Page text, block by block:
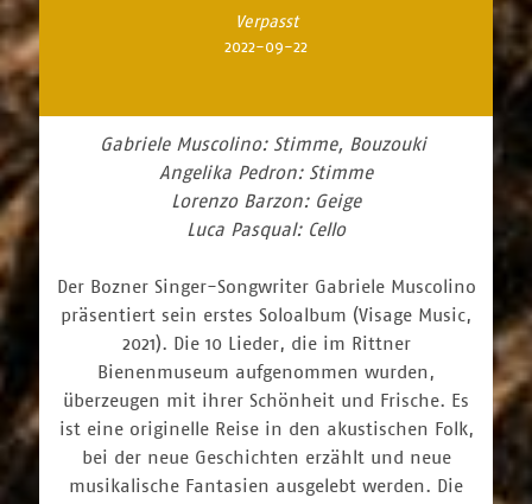
Verpasst
2022-09-22
Gabriele Muscolino: Stimme, Bouzouki
Angelika Pedron: Stimme
Lorenzo Barzon: Geige
Luca Pasqual: Cello
Der Bozner Singer-Songwriter Gabriele Muscolino
präsentiert sein erstes Soloalbum (Visage Music,
2021). Die 10 Lieder, die im Rittner
Bienenmuseum aufgenommen wurden,
überzeugen mit ihrer Schönheit und Frische. Es
ist eine originelle Reise in den akustischen Folk,
bei der neue Geschichten erzählt und neue
musikalische Fantasien ausgelebt werden. Die